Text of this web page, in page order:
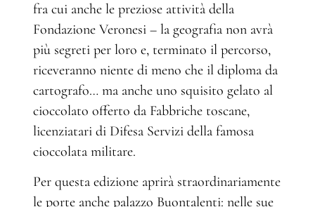
fra cui anche le preziose attività della
Fondazione Veronesi – la geografia non avrà
più segreti per loro e, terminato il percorso,
riceveranno niente di meno che il diploma da
cartografo… ma anche uno squisito gelato al
cioccolato offerto da Fabbriche toscane,
licenziatari di Difesa Servizi della famosa
cioccolata militare.
Per questa edizione aprirà straordinariamente
le porte anche palazzo Buontalenti: nelle sue